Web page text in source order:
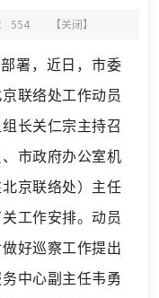
554 【关闭】
署，近日，市委
联络处工作动员
长关仁宗主持召
市政府办公室机
京联络处）主任
工作安排。动员
好巡察工作提出
中心副主任韦勇